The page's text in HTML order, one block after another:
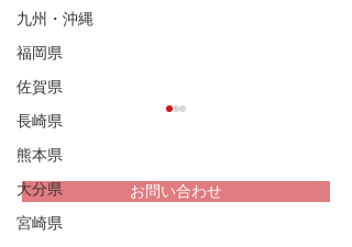
九州・沖縄
福岡県
佐賀県
長崎県
熊本県
大分県
宮崎県
お問い合わせ